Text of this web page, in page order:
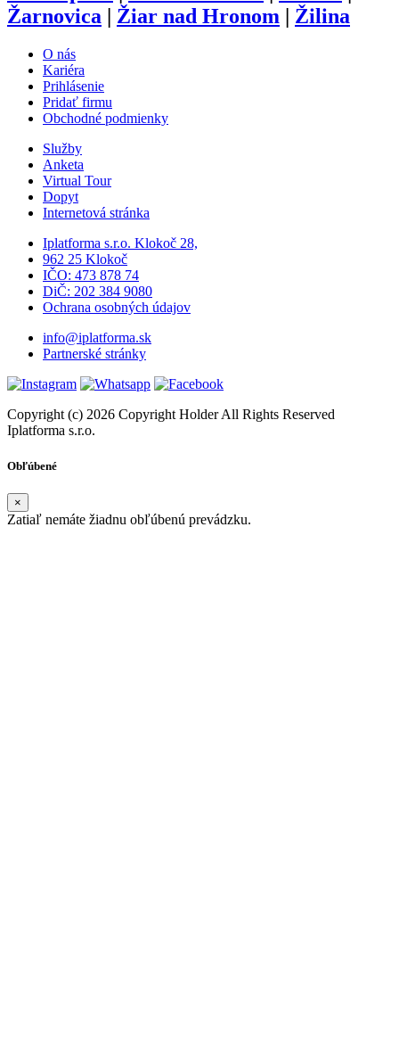
Žarnovica
Žiar nad Hronom Žilina
O nás
Kariéra
Prihlásenie
Pridať firmu
Obchodné podmienky
Služby
Anketa
Virtual Tour
Dopyt
Internetová stránka
Iplatforma s.r.o. Klokoč 28,
962 25 Klokoč
IČO: 473 878 74
DiČ: 202 384 9080
Ochrana osobných údajov
info@iplatforma.sk
Partnerské stránky
Copyright (c) 2026 Copyright Holder All Rights Reserved
Iplatforma s.r.o.
Obľúbené
×
Zatiaľ nemáte žiadnu obľúbenú prevádzku.